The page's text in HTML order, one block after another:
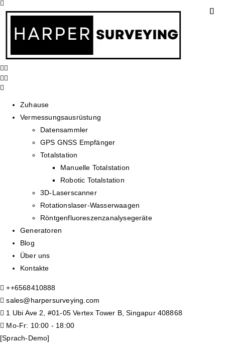
Zuhause
Vermessungsausrüstung
Datensammler
GPS GNSS Empfänger
Totalstation
Manuelle Totalstation
Robotic Totalstation
3D-Laserscanner
Rotationslaser-Wasserwaagen
Röntgenfluoreszenzanalysegeräte
Generatoren
Blog
Über uns
Kontakte
++6568410888
sales@harpersurveying.com
1 Ubi Ave 2, #01-05 Vertex Tower B, Singapur 408868
Mo-Fr: 10:00 - 18:00
[Sprach-Demo]